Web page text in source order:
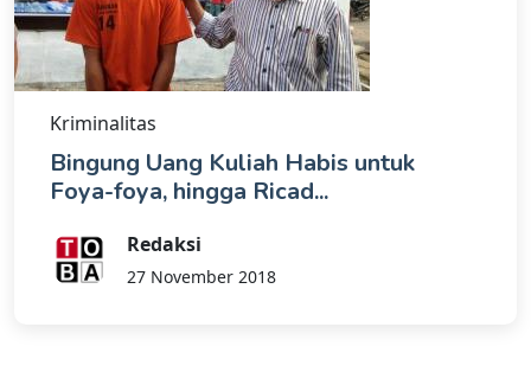
Kriminalitas
Bingung Uang Kuliah Habis untuk
Foya-foya, hingga Ricad...
Redaksi
27 November 2018